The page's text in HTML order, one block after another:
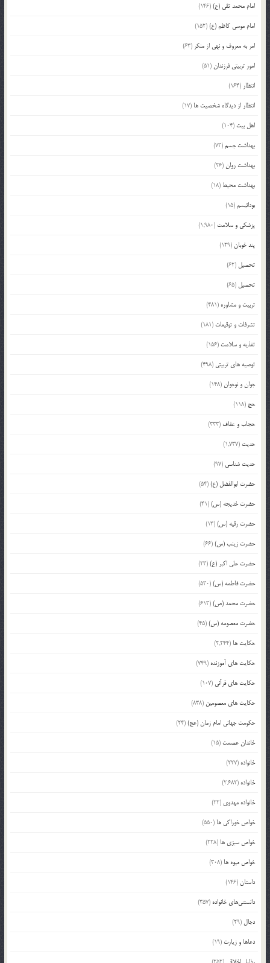
امام محمد تقی (ع)(146)
امام موسی کاظم (ع)(152)
امر به معروف و نهی از منکر (63)
امور تربیتی فرزندان(51)
انتظار (164)
انتظار از دیدگاه شخصیت ها (17)
اهل بیت (104)
بهداشت جسم(73)
بهداشت روان(26)
بهداشت محیط (18)
بودائیسم(15)
پزشکی و سلامت (1,980)
پند خوبان(129)
تحصیل (62)
تحصیل (65)
تربیت و مشاوره (481)
تشرفات و توقیعات (181)
تغذیه و سلامت (156)
توصیه های تربیتی (498)
جوان و نوجوان(148)
حج (118)
حجاب و عفاف (333)
حدیث (1,737)
حدیث شناسی (97)
حضرت ابوالفضل (ع)(54)
حضرت خدیجه (س)(41)
حضرت رقیه (س)(13)
حضرت زینب (س)(66)
حضرت علی اکبر (ع)(23)
حضرت فاطمه (س)(530)
حضرت محمد (ص)(613)
حضرت معصومه (س)(45)
حکایت ها (2,244)
حکایت های آموزنده (749)
حکایت های قرآنی (107)
حکایت های معصومین (838)
حکومت جهانی امام زمان (عج)(24)
خاندان عصمت (15)
خانواده (227)
خانواده (2,682)
خانواده مهدوی (22)
خواص خوراکی ها (550)
خواص سبزی ها (228)
خواص میوه ها (308)
داستان(146)
دانستنی‌های خانواده (357)
دجال (29)
دعاها و زیارت (19)